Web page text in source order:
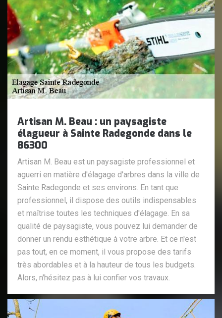
Artisan M. Beau : un paysagiste
élagueur à Sainte Radegonde dans le
86300
Artisan M. Beau est un paysagiste professionnel et
aguerri en matière d'élagage d'arbres dans la ville de
Sainte Radegonde et ses environs. En tant que
professionnel, il dispose des outils indispensables
et maîtrise toutes les techniques d'élagage. En sa
qualité de paysagiste, vous pouvez lui demander de
donner un rendu esthétique à votre arbre. Et ce n'est
pas tout, en ce moment, il vous propose des tarifs
très abordables et à la hauteur de tous les budgets.
Alors, n'hésitez pas à lui confier vos travaux.